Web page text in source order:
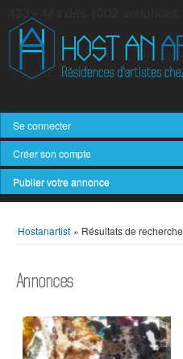
Se connecter
Créer son compte
Publier votre annonce
Hostanartist » Résultats de recherche
Annonces